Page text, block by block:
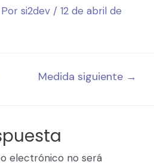
si2dev / 12 de abril de
Medida siguiente →
electrónico no será